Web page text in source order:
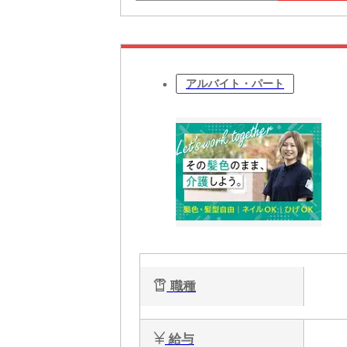
アルバイト・パート
職種
給与